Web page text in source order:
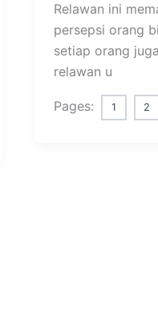
Relawan ini
persepsi orang
setiap orang
relawan u
Pages: 1 2